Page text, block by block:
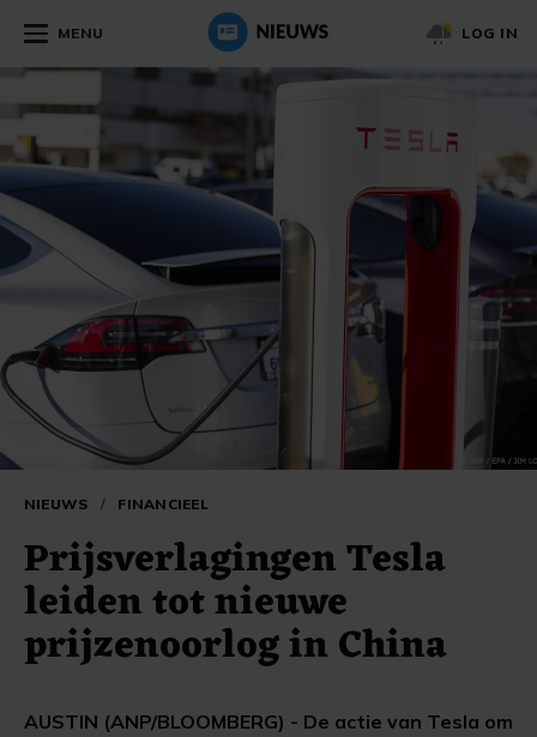
MENU LOG IN
NIEUWS / FINANCIEEL
Prijsverlagingen Tesla
leiden tot nieuwe
prijzenoorlog in China
AUSTIN (ANP/BLOOMBERG) - De actie van Tesla om